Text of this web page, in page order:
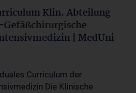
Klin. Abteilung
| MedUni
Curriculum der
Die Klinische